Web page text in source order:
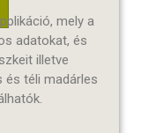
mely a
adatokat, és
illetve
és téli madárles